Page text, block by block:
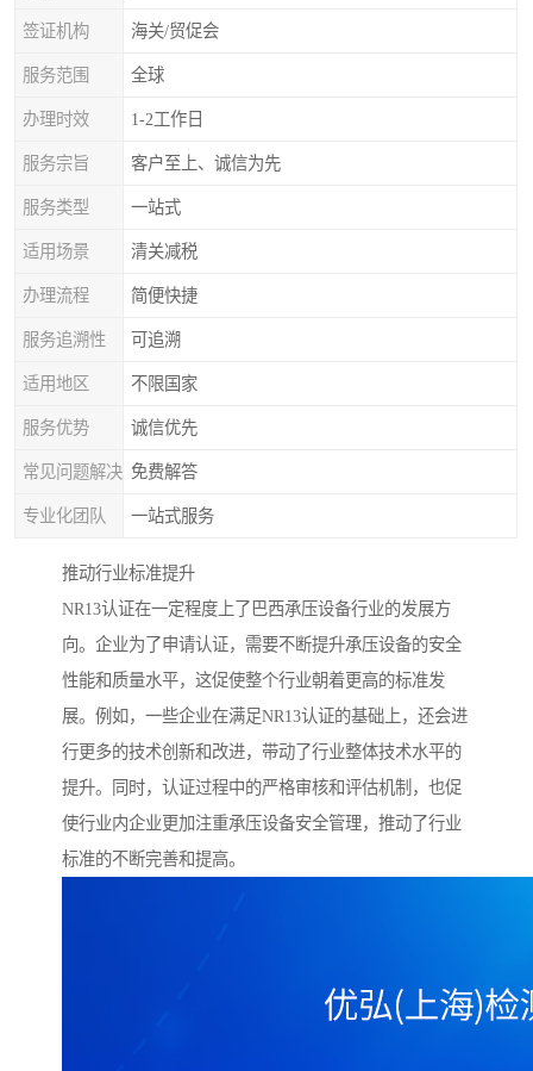
签证机构 海关/贸促会
服务范围 全球
办理时效 1-2工作日
服务宗旨 客户至上、诚信为先
服务类型 一站式
适用场景 清关减税
办理流程 简便快捷
服务追溯性 可追溯
适用地区 不限国家
服务优势 诚信优先
常见问题解决 免费解答
专业化团队 一站式服务
推动行业标准提升
NR13认证在一定程度上了巴西承压设备行业的发展方
向。企业为了申请认证，需要不断提升承压设备的安全
性能和质量水平，这促使整个行业朝着更高的标准发
展。例如，一些企业在满足NR13认证的基础上，还会进
行更多的技术创新和改进，带动了行业整体技术水平的
提升。同时，认证过程中的严格审核和评估机制，也促
使行业内企业更加注重承压设备安全管理，推动了行业
标准的不断完善和提高。